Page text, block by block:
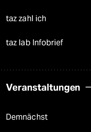
taz zahl ich
taz lab Infobrief
Veranstaltungen
Demnächst